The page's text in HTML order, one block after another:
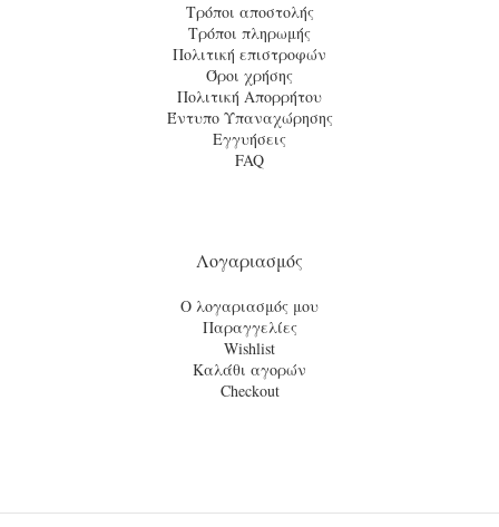
Τρόποι αποστολής
Τρόποι πληρωμής
Πολιτική επιστροφών
Όροι χρήσης
Πολιτική Απορρήτου
Έντυπο Υπαναχώρησης
Εγγυήσεις
FAQ
Λογαριασμός
Ο λογαριασμός μου
Παραγγελίες
Wishlist
Καλάθι αγορών
Checkout